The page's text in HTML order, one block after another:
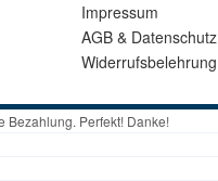
Impressum
AGB & Datenschutz
Widerrufsbelehrung